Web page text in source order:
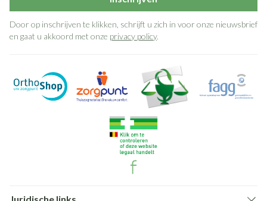
Door op inschrijven te klikken, schrijft u zich in voor onze nieuwsbrief
en gaat u akkoord met onze privacy policy.